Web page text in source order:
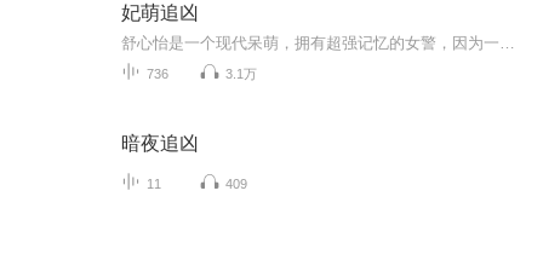
妃萌追凶
736 3.1万
暗夜追凶
11 409